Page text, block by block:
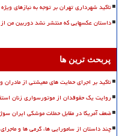
تاکید شهرداری تهران بر توجه به نیازهای
داستان عکسهایی که منتشر نشد دوربین من
پربحث ترین ها
تاکید بر اجرای حمایت های معیشتی از مادران
روایت یک حقوقدان از موتورسواری زنان
ضعف آمریکا در مقابل حملات موشکی ایران
چند داستان از سامورایی ها، گرمی ها و